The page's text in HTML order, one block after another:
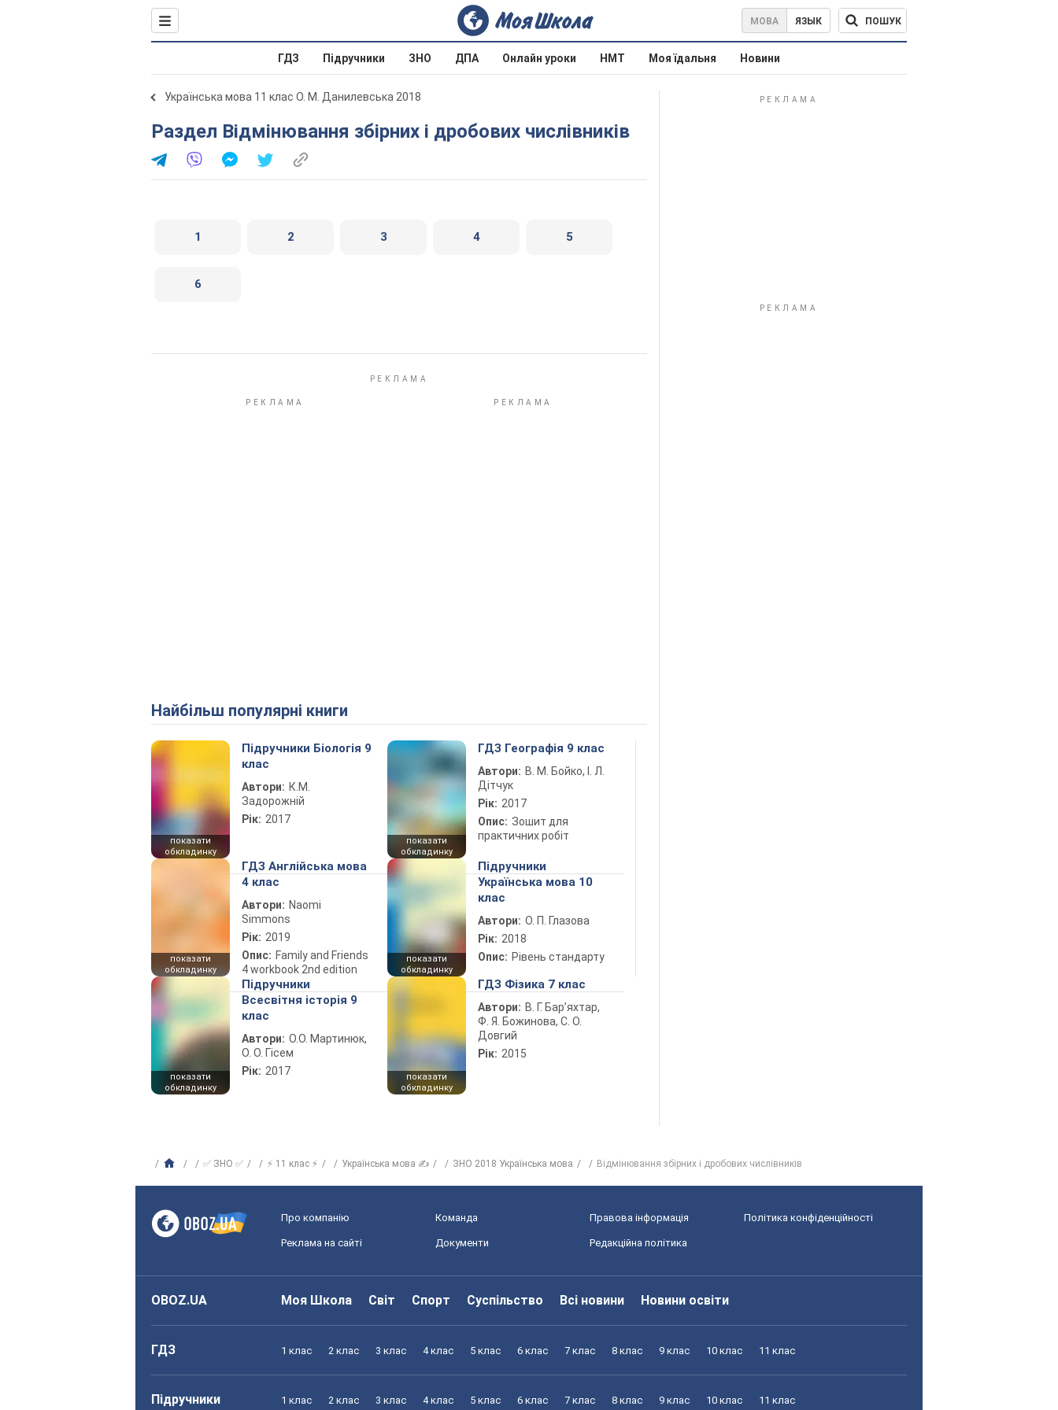
МОВА ЯЗЫК ПОШУК
ГДЗ Підручники ЗНО ДПА Онлайн уроки НМТ Моя їдальня Новини
Українська мова 11 клас О. М. Данилевська 2018
Раздел Відмінювання збірних і дробових числівників
1 2 3 4 5
6
Найбільш популярні книги
показати
обкладинку
Підручники Біологія 9
клас
Автори: К.М.
Задорожній
Рік: 2017
показати
обкладинку
ГДЗ Географія 9 клас
Автори: В. М. Бойко, І. Л.
Дітчук
Рік: 2017
Опис: Зошит для
практичних робіт
показати
обкладинку
ГДЗ Англійська мова
4 клас
Автори: Naomi
Simmons
Рік: 2019
Опис: Family and Friends
4 workbook 2nd edition
показати
обкладинку
Підручники
Українська мова 10
клас
Автори: О. П. Глазова
Рік: 2018
Опис: Рівень стандарту
показати
обкладинку
Підручники
Всесвітня історія 9
клас
Автори: О.О. Мартинюк,
О. О. Гісем
Рік: 2017
показати
обкладинку
ГДЗ Фізика 7 клас
Автори: В. Г. Бар’яхтар,
Ф. Я. Божинова, С. О.
Довгий
Рік: 2015
✅ ЗНО ✅ ⚡ 11 клас ⚡ Українська мова ✍ ЗНО 2018 Українська мова Відмінювання збірних і дробових числівників
Про компанію Команда Правова інформація Політика конфіденційності
Реклама на сайті Документи Редакційна політика
OBOZ.UA Моя Школа Світ Спорт Суспільство Всі новини Новини освіти
ГДЗ 1 клас 2 клас 3 клас 4 клас 5 клас 6 клас 7 клас 8 клас 9 клас 10 клас 11 клас
Підручники 1 клас 2 клас 3 клас 4 клас 5 клас 6 клас 7 клас 8 клас 9 клас 10 клас 11 клас